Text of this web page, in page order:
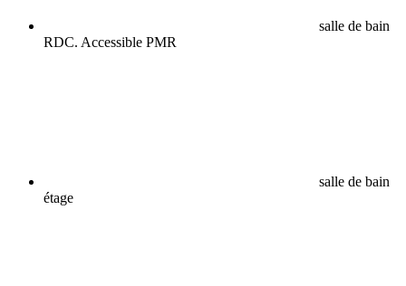
salle de bain
RDC. Accessible PMR
salle de bain
étage